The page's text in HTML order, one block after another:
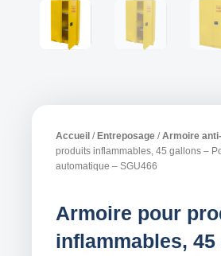
Accueil / Entreposage /Armoire
produits inflammables, 45 gallons –
automatique – SGU466
Armoire pour
inflammables,